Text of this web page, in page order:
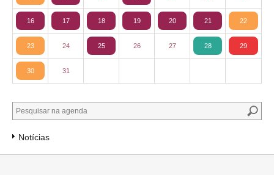
16 17 18 19 20 21 22
23 24 25 26 27 28 29
30 31
Notícias